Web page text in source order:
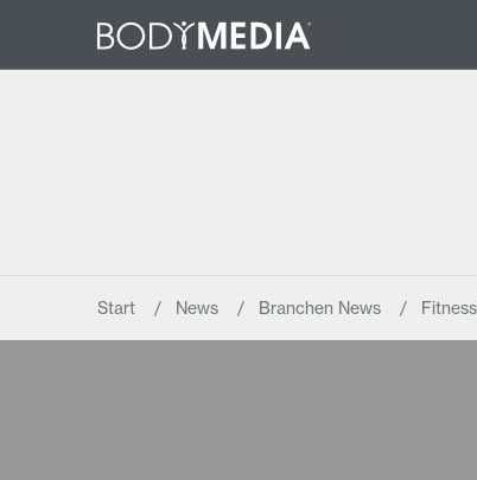
Start News Branchen News